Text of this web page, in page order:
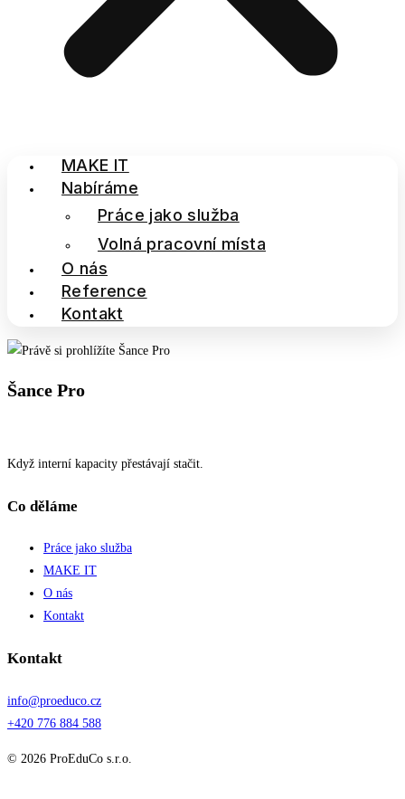
MAKE IT
Nabíráme
Práce jako služba
Volná pracovní místa
O nás
Reference
Kontakt
Šance Pro
Když interní kapacity přestávají stačit.
Co děláme
Práce jako služba
MAKE IT
O nás
Kontakt
Kontakt
info@proeduco.cz
+420 776 884 588
© 2026 ProEduCo s.r.o.